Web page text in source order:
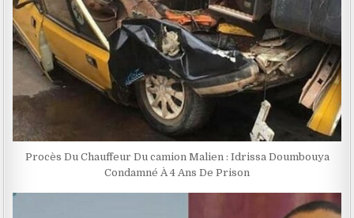
Procès Du Chauffeur Du camion Malien : Idrissa Doumbouya
Condamné À 4 Ans De Prison